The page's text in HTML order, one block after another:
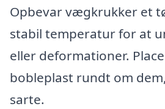
Opbevar vægkrukker et
stabil temperatur for at
eller deformationer.
bobleplast rundt om
sarte.